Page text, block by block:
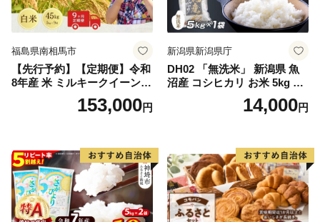
福島県南相馬市
【先行予約】【定期便】令和
8年産 米 ミルキークイーン
白米 45kg (5kg×9回) | ミルキ
ークイーン 米5kg 福島 福島
福島県 南相馬市 cu006-ae
153,000円
新潟県新潟県庁
DH02 「無洗米」 新潟県 魚
沼産 コシヒカリ お米 5kg こ
しひかり 精米 米（お米の美
味しい炊き方ガイド付き）
14,000円